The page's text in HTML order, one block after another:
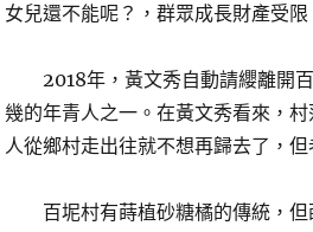
女兒還不能呢？，群眾成長財產受
2018年，黃文秀自動請纓離開
幾的年青人之一。在黃文秀看來，
人從鄉村走出往就不想再歸去了，
百坭村有蒔植砂糖橘的傳統，